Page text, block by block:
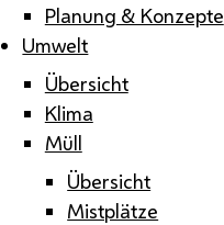
Planung & Konzepte
Umwelt
Übersicht
Klima
Müll
Übersicht
Mistplätze